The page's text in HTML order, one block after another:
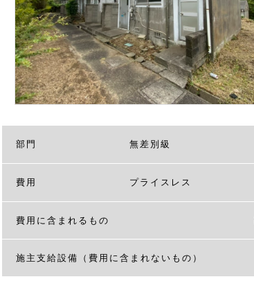
部門 無差別級
費用 プライスレス
費用に含まれるもの
施主支給設備（費用に含まれないもの）